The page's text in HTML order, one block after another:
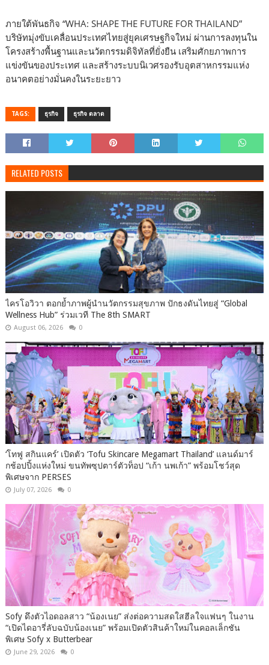
ภายใต้พันธกิจ “WHA: SHAPE THE FUTURE FOR THAILAND”
บริษัทมุ่งขับเคลื่อนประเทศไทยสู่ยุคเศรษฐกิจใหม่ ผ่านการลงทุนใน
โครงสร้างพื้นฐานและนวัตกรรมดิจิทัลที่ยั่งยืน เสริมศักยภาพการ
แข่งขันของประเทศ และสร้างระบบนิเวศรองรับอุตสาหกรรมแห่ง
อนาคตอย่างมั่นคงในระยะยาว
TAGS: ธุรกิจ ธุรกิจ ตลาด
RELATED POSTS
ไครโอวิวา ตอกย้ำภาพผู้นำนวัตกรรมสุขภาพ ปักธงดันไทยสู่ “Global
Wellness Hub” ร่วมเวที The 8th SMART
August 06, 2026 0
‘โทฟู สกินแคร์’ เปิดตัว ‘Tofu Skincare Megamart Thailand’ แลนด์มาร์
กช้อปปิ้งแห่งใหม่ ขนทัพซุปตาร์ตัวท็อป “เก้า นพเก้า” พร้อมโชว์สุด
พิเศษจาก PERSES
July 07, 2026 0
Sofy ดึงตัวไอดอลสาว “น้องเนย” ส่งต่อความสดใสฮีลใจแฟนๆ ในงาน
“เปิดไดอารี่ลับฉบับน้องเนย” พร้อมเปิดตัวสินค้าใหม่ในคอลเล็กชัน
พิเศษ Sofy x Butterbear
June 29, 2026 0